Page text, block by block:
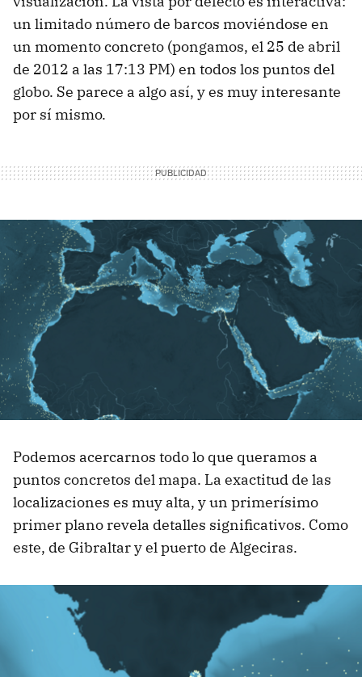
un limitado número de barcos moviéndose en
un momento concreto (pongamos, el 25 de abril
de 2012 a las 17:13 PM) en todos los puntos del
globo. Se parece a algo así, y es muy interesante
por sí mismo.
Podemos acercarnos todo lo que queramos a
puntos concretos del mapa. La exactitud de las
localizaciones es muy alta, y un primerísimo
primer plano revela detalles significativos. Como
este, de Gibraltar y el puerto de Algeciras.